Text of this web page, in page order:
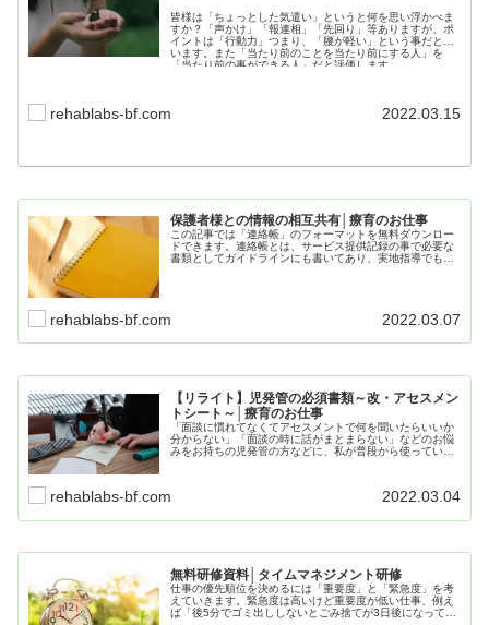
皆様は「ちょっとした気遣い」というと何を思い浮かべま
すか？「声かけ」「報連相」「先回り」等ありますが、ポ
イントは「行動力」つまり、「腰が軽い」という事だと思
います。また「当たり前のことを当たり前にする人」を
「当たり前の事ができる人」だと評価します。
rehablabs-bf.com 2022.03.15
保護者様との情報の相互共有│療育のお仕事
この記事では「連絡帳」のフォーマットを無料ダウンロー
ドできます。連絡帳とは、サービス提供記録の事で必要な
書類としてガイドラインにも書いてあり、実地指導でも必
rehablabs-bf.com 2022.03.07
【リライト】児発管の必須書類～改・アセスメン
トシート～│療育のお仕事
「面談に慣れてなくてアセスメントで何を聞いたらいいか
分からない」「面談の時に話がまとまらない」などのお悩
みをお持ちの児発管の方などに、私が普段から使っている
rehablabs-bf.com 2022.03.04
無料研修資料│タイムマネジメント研修
仕事の優先順位を決めるには「重要度」と「緊急度」を考
えていきます。緊急度は高いけど重要度が低い仕事、例え
ば「後5分でゴミ出ししないとごみ捨てが3日後になってし